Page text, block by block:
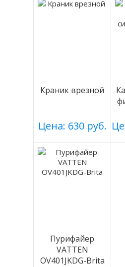
Краник врезной
Цена: 630 руб.
Пурифайер
VATTEN
OV401JKDG-Brita